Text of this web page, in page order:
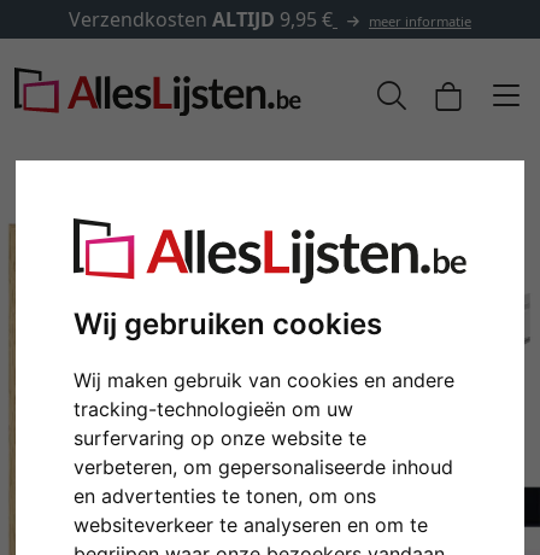
Wij gebruiken cookies
Wij maken gebruik van cookies en andere
tracking-technologieën om uw
surfervaring op onze website te
verbeteren, om gepersonaliseerde inhoud
en advertenties te tonen, om ons
websiteverkeer te analyseren en om te
Verzendkosten ALTIJD 9,95 € meer informatie
Terug